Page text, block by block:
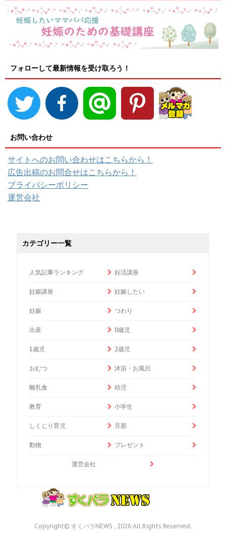
フォローして最新情報を受け取ろう！
お問い合わせ
サイトへのお問い合わせはこちらから！
広告出稿のお問合せはこちらから！
プライバシーポリシー
運営会社
カテゴリー一覧
人気記事ランキング 妊活講座
妊娠講座 妊娠したい
妊娠 つわり
出産 0歳児
1歳児 2歳児
おむつ 沐浴・お風呂
離乳食 幼児
教育 小学生
しくじり育児 旦那
動物 プレゼント
運営会社
Copyright© すくパラNEWS , 2026 All Rights Reserved.